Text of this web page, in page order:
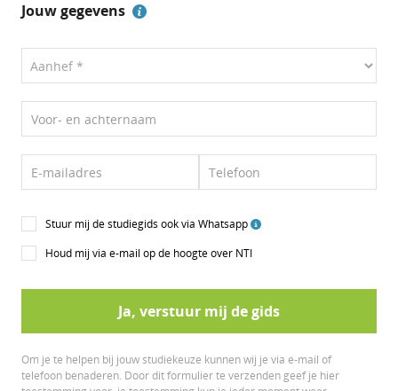
Jouw gegevens
Voor- en achternaam
E-mailadres Telefoon
Stuur mij de studiegids ook via Whatsapp
Houd mij via e-mail op de hoogte over NTI
Ja, verstuur mij de gids
Om je te helpen bij jouw studiekeuze kunnen wij je via e-mail of
telefoon benaderen. Door dit formulier te verzenden geef je hier